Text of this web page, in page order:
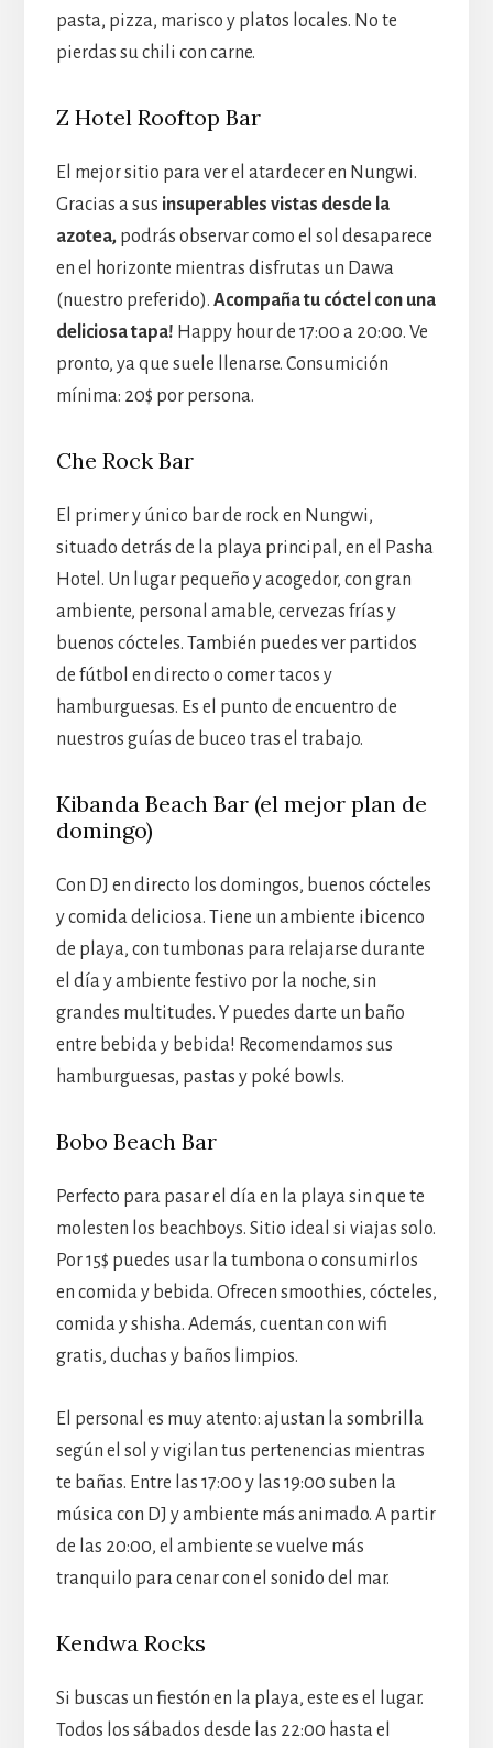
pasta, pizza, marisco y platos locales. No te
pierdas su chili con carne.
Z Hotel Rooftop Bar
El mejor sitio para ver el atardecer en Nungwi.
Gracias a sus insuperables vistas desde la
azotea, podrás observar como el sol desaparece
en el horizonte mientras disfrutas un Dawa
(nuestro preferido). Acompaña tu cóctel con una
deliciosa tapa! Happy hour de 17:00 a 20:00. Ve
pronto, ya que suele llenarse. Consumición
mínima: 20$ por persona.
Che Rock Bar
El primer y único bar de rock en Nungwi,
situado detrás de la playa principal, en el Pasha
Hotel. Un lugar pequeño y acogedor, con gran
ambiente, personal amable, cervezas frías y
buenos cócteles. También puedes ver partidos
de fútbol en directo o comer tacos y
hamburguesas. Es el punto de encuentro de
nuestros guías de buceo tras el trabajo.
Kibanda Beach Bar (el mejor plan de
domingo)
Con DJ en directo los domingos, buenos cócteles
y comida deliciosa. Tiene un ambiente ibicenco
de playa, con tumbonas para relajarse durante
el día y ambiente festivo por la noche, sin
grandes multitudes. Y puedes darte un baño
entre bebida y bebida! Recomendamos sus
hamburguesas, pastas y poké bowls.
Bobo Beach Bar
Perfecto para pasar el día en la playa sin que te
molesten los beachboys. Sitio ideal si viajas solo.
Por 15$ puedes usar la tumbona o consumirlos
en comida y bebida. Ofrecen smoothies, cócteles,
comida y shisha. Además, cuentan con wifi
gratis, duchas y baños limpios.
El personal es muy atento: ajustan la sombrilla
según el sol y vigilan tus pertenencias mientras
te bañas. Entre las 17:00 y las 19:00 suben la
música con DJ y ambiente más animado. A partir
de las 20:00, el ambiente se vuelve más
tranquilo para cenar con el sonido del mar.
Kendwa Rocks
Si buscas un fiestón en la playa, este es el lugar.
Todos los sábados desde las 22:00 hasta el